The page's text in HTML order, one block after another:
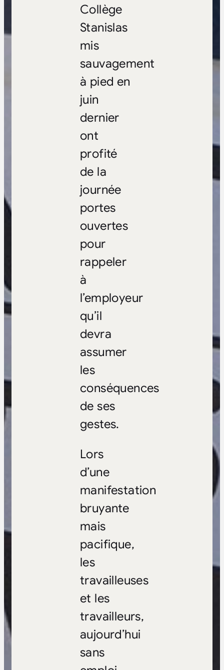
Collège
Stanislas
mis
sauvagement
à pied en
juin
dernier
ont
profité
de la
journée
portes
ouvertes
pour
rappeler
à
l’employeur
qu’il
devra
assumer
les
conséquences
de ses
gestes.
Lors
d’une
manifestation
bruyante
mais
pacifique,
les
travailleuses
et les
travailleurs,
aujourd’hui
sans